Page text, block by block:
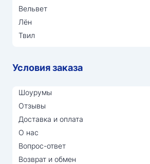
Вельвет
Лён
Твил
Условия заказа
Шоурумы
Отзывы
Доставка и оплата
О нас
Вопрос-ответ
Возврат и обмен